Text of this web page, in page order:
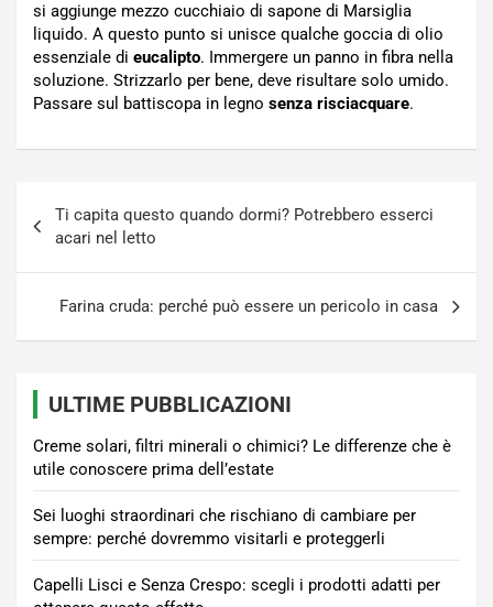
si aggiunge mezzo cucchiaio di sapone di Marsiglia
liquido. A questo punto si unisce qualche goccia di olio
essenziale di eucalipto. Immergere un panno in fibra nella
soluzione. Strizzarlo per bene, deve risultare solo umido.
Passare sul battiscopa in legno senza risciacquare.
articoli
Ti capita questo quando dormi? Potrebbero esserci
acari nel letto
Farina cruda: perché può essere un pericolo in casa
ULTIME PUBBLICAZIONI
Creme solari, filtri minerali o chimici? Le differenze che è
utile conoscere prima dell’estate
Sei luoghi straordinari che rischiano di cambiare per
sempre: perché dovremmo visitarli e proteggerli
Capelli Lisci e Senza Crespo: scegli i prodotti adatti per